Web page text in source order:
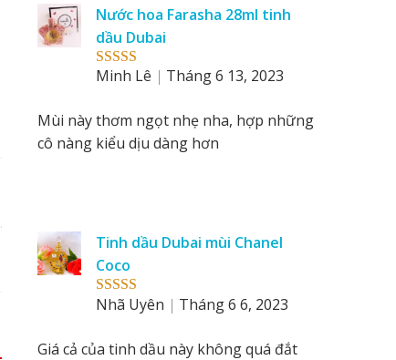
Rated 5out
Nước hoa Farasha 28ml tinh
dầu Dubai
Minh Lê
Tháng 6 13, 2023
Mùi này thơm ngọt nhẹ nha, hợp những
cô nàng kiểu dịu dàng hơn
Rated5out
Tinh dầu Dubai mùi Chanel
Coco
Nhã Uyên
Tháng 6 6, 2023
Giá cả của tinh dầu này không quá đắt